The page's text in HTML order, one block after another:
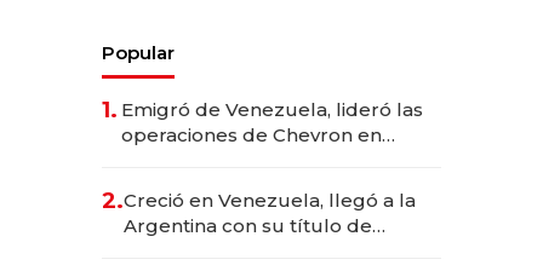
Popular
1. Emigró de Venezuela, lideró las
operaciones de Chevron en
2.Creció en Venezuela, llegó a la
Argentina con su título de